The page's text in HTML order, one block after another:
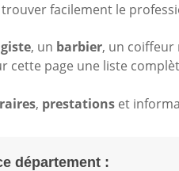
facilement le
, un barbier, un coiffeur
page une liste
, prestations et
département :